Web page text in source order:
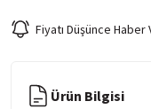
Fiyatı Düşünce Haber
Ürün Bilgisi